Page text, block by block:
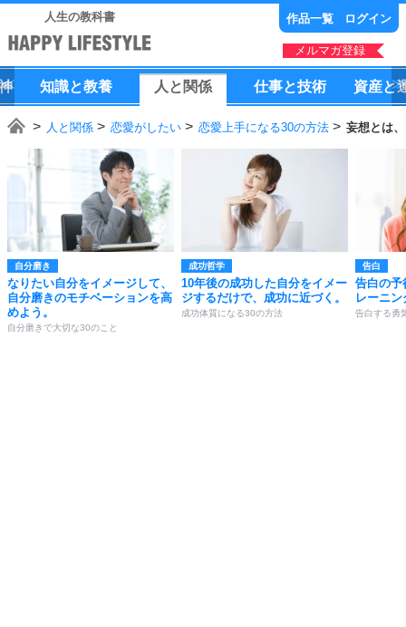
人生の教科書 作品一覧 ログイン
メルマガ登録
知識と教養 人 と 関係 仕事と技術 資産と
人と関係 恋愛がしたい 恋愛上手になる30の方法 妄想とは
自分磨き
なりたい自分をイメージして、
自分磨きのモチベーションを高
めよう。
自分磨きで大切な30のこと
成功哲学
10年後の成功した自分をイメー
ジするだけで、成功に近づく。
成功体質になる30の方法
告白
告白の予
レーニ
告白する勇